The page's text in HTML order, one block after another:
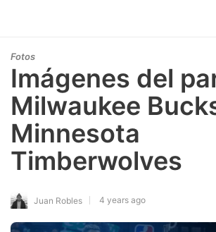
Fotos
Imágenes del
Milwaukee
Minnesota
Timberwolves
Juan Robles 4 years ago